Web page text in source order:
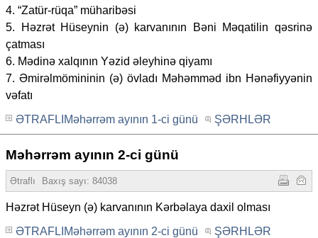
4. “Zatür-rüqa” müharibəsi
5. Həzrət Hüseynin (ə) karvanının Bəni Məqatilin qəsrinə
çatması
6. Mədinə xalqının Yəzid əleyhinə qiyamı
7. Əmirəlmömininin (ə) övladı Məhəmməd ibn Hənəfiyyənin
vəfatı
ƏTRAFLIMəhərrəm ayının 1-ci günü
ŞƏRHLƏR
Məhərrəm ayının 2-ci günü
Ətraflı Baxış sayı: 84038
Həzrət Hüseyn (ə) karvanının Kərbəlaya daxil olması
ƏTRAFLIMəhərrəm ayının 2-ci günü
ŞƏRHLƏR